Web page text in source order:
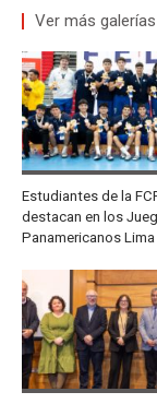
Ver más galerías
Estudiantes de la
destacan en los
Panamericanos Lima